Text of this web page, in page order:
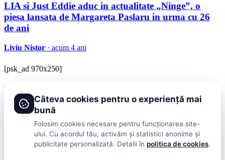
LIA si Just Eddie aduc in actualitate „Ninge”, o
piesa lansata de Margareta Paslaru in urma cu 26
de ani
Liviu Nistor · acum 4 ani
[psk_ad 970x250]
BRAVOnet
Showbiz, vedete si tot ce misca in lumea mondena
ShowbizPublicitateLifestyleHealth & BeautyCasa si Gradina
Câteva cookies pentru o experiență mai
bună
Folosim cookies necesare pentru funcționarea site-
ului. Cu acordul tău, activăm și statistici anonime și
publicitate personalizată. Detalii în politica de cookies.